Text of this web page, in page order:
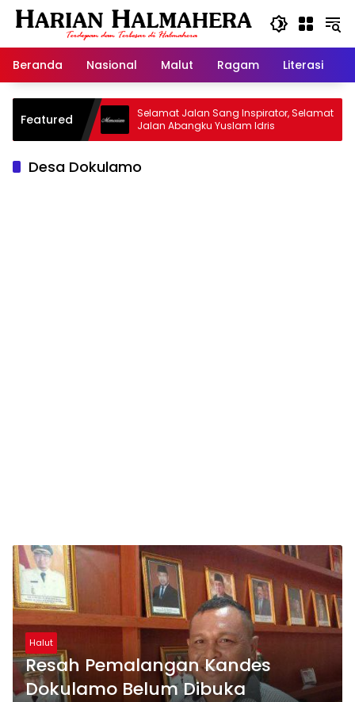
Langsung
Beranda
Nasional Malut Ragam Literasi
Featured
Warisan
Selamat Jalan Sang Inspirator, Selamat
Jalan Abangku Yuslam Idris
Desa Dokulamo
Halut
Resah Pemalangan Kandes
Dokulamo Belum Dibuka